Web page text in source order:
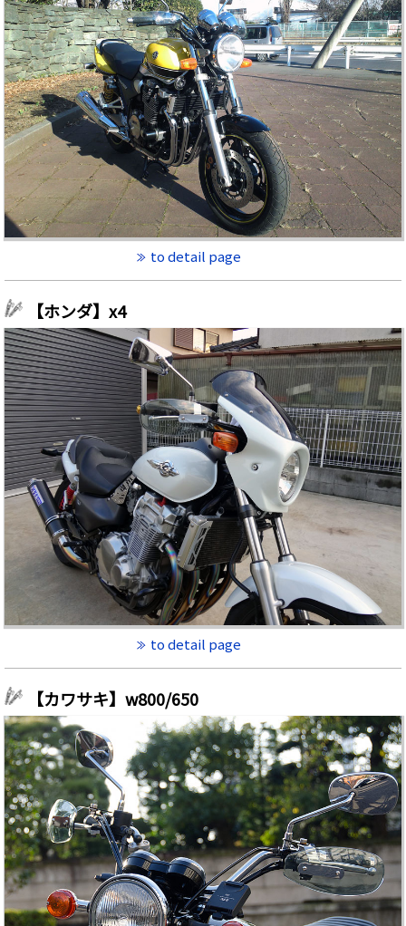
to detail page
【ホンダ】x4
to detail page
【カワサキ】w800/650